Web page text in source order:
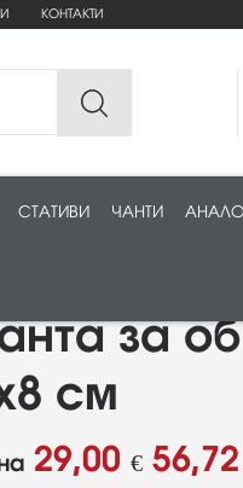
КОНТАКТИ
СТАТИВИ ЧАНТИ
за
см
29,00 € 56,72